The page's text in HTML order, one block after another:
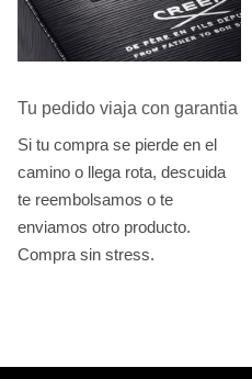
Tu pedido viaja con garantia
Si tu compra se pierde en el
camino o llega rota, descuida
te reembolsamos o te
enviamos otro producto.
Compra sin stress.